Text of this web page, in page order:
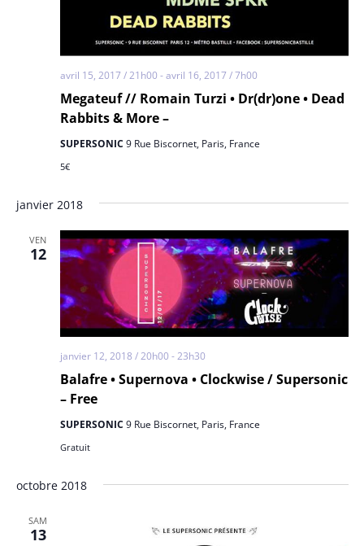
Megateuf // Romain Turzi • Dr(dr)one • Dead
Rabbits & More –
avril 15, 2017 / 21h00 -avril 16, 2017 / 7h00
SUPERSONIC 9 Rue Biscornet, Paris, France
5€
janvier 2018
VEN
12
Balafre • Supernova • Clockwise / Supersonic
– Free
janvier 12, 2018 / 20h00 -23h30
SUPERSONIC 9 Rue Biscornet, Paris, France
Gratuit
octobre 2018
SAM
13